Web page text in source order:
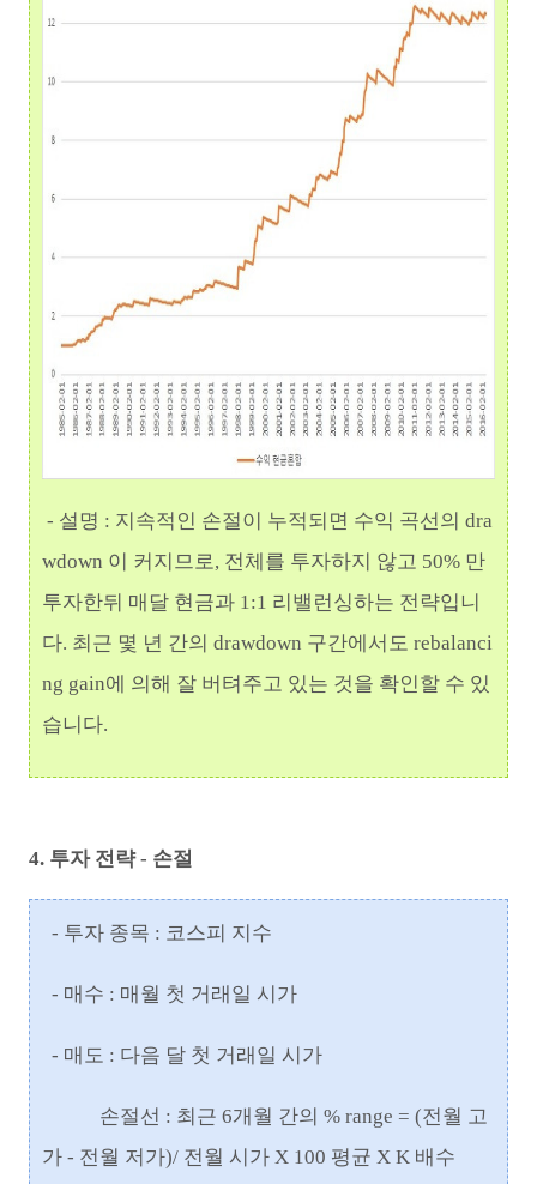
- 설명 : 지속적인 손절이 누적되면 수익 곡선의 dra
wdown 이 커지므로, 전체를 투자하지 않고 50% 만
투자한뒤 매달 현금과 1:1 리밸런싱하는 전략입니
다. 최근 몇 년 간의 drawdown 구간에서도 rebalanci
ng gain에 의해 잘 버텨주고 있는 것을 확인할 수 있
습니다.
4. 투자 전략 - 손절
- 투자 종목 : 코스피 지수
- 매수 : 매월 첫 거래일 시가
- 매도 : 다음 달 첫 거래일 시가
손절선 : 최근 6개월 간의 % range = (전월 고
가 - 전월 저가)/ 전월 시가 X 100 평균 X K 배수